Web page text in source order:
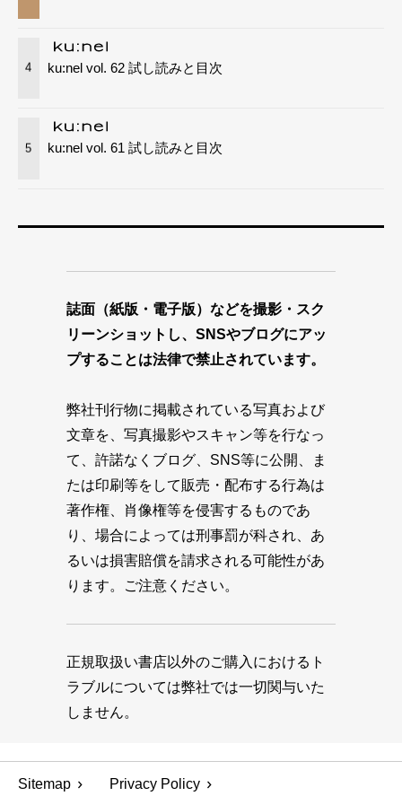
4 ku:nel vol. 62 試し読みと目次
5 ku:nel vol. 61 試し読みと目次
誌面（紙版・電子版）などを撮影・スク
リーンショットし、SNSやブログにアッ
プすることは法律で禁止されています。
弊社刊行物に掲載されている写真および
文章を、写真撮影やスキャン等を行なっ
て、許諾なくブログ、SNS等に公開、ま
たは印刷等をして販売・配布する行為は
著作権、肖像権等を侵害するものであ
り、場合によっては刑事罰が科され、あ
るいは損害賠償を請求される可能性があ
ります。ご注意ください。
正規取扱い書店以外のご購入におけるト
ラブルについては弊社では一切関与いた
しません。
Sitemap Privacy Policy